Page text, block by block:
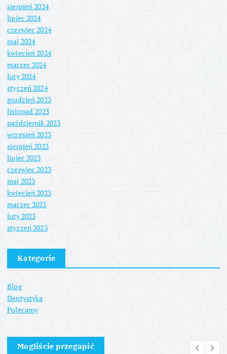
sierpień 2024
lipiec 2024
czerwiec 2024
maj 2024
kwiecień 2024
marzec 2024
luty 2024
styczeń 2024
grudzień 2023
listopad 2023
październik 2023
wrzesień 2023
sierpień 2023
lipiec 2023
czerwiec 2023
maj 2023
kwiecień 2023
marzec 2023
luty 2023
styczeń 2023
Kategorie
Blog
Dentystyka
Polecamy
Mogliście przegapić